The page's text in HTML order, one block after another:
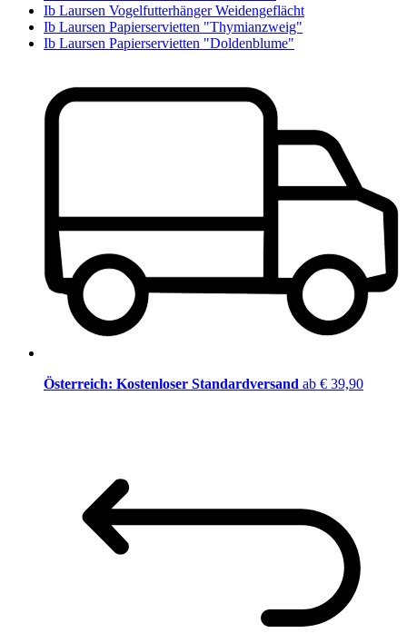
Ib Laursen Vogelfutterhänger Weidengeflächt
Ib Laursen Papierservietten "Thymianzweig"
Ib Laursen Papierservietten "Doldenblume"
Österreich: Kostenloser Standardversand ab € 39,90